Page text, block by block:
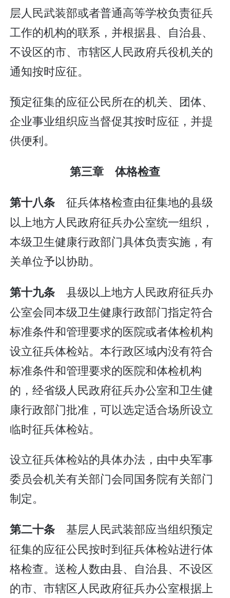
层人民武装部或者普通高等学校负责征兵
工作的机构的联系，并根据县、自治县、
不设区的市、市辖区人民政府兵役机关的
通知按时应征。
预定征集的应征公民所在的机关、团体、
企业事业组织应当督促其按时应征，并提
供便利。
第三章 体格检查
第十八条 征兵体格检查由征集地的县级
以上地方人民政府征兵办公室统一组织，
本级卫生健康行政部门具体负责实施，有
关单位予以协助。
第十九条 县级以上地方人民政府征兵办
公室会同本级卫生健康行政部门指定符合
标准条件和管理要求的医院或者体检机构
设立征兵体检站。本行政区域内没有符合
标准条件和管理要求的医院和体检机构
的，经省级人民政府征兵办公室和卫生健
康行政部门批准，可以选定适合场所设立
临时征兵体检站。
设立征兵体检站的具体办法，由中央军事
委员会机关有关部门会同国务院有关部门
制定。
第二十条 基层人民武装部应当组织预定
征集的应征公民按时到征兵体检站进行体
格检查。送检人数由县、自治县、不设区
的市、市辖区人民政府征兵办公室根据上